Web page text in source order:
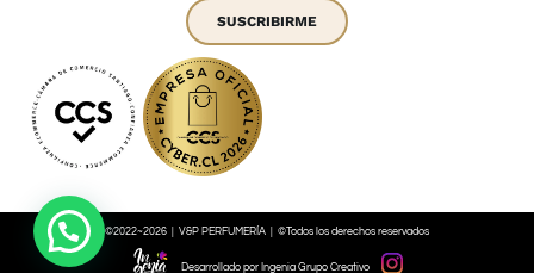
SUSCRIBIRME
©2022~2026 | V&P PERFUMERÍA | ©Todos los derechos reservados
Desarrollado por Ingenia Grupo Creativo